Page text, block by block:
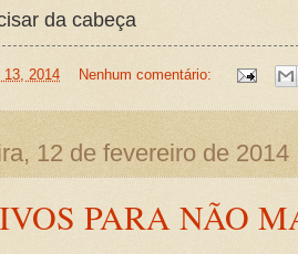
da cabeça
13, 2014 Nenhum comentário:
12 de fevereiro de 2014
PARA NÃO